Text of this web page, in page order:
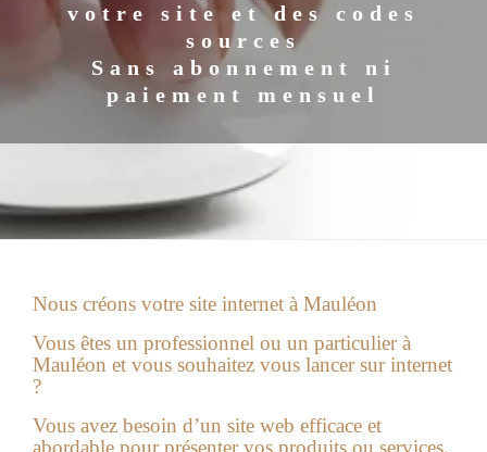
votre site et des codes
sources
Sans abonnement ni
paiement mensuel
Nous créons votre site internet à Mauléon
Vous êtes un professionnel ou un particulier à
Mauléon et vous souhaitez vous lancer sur internet
?
Vous avez besoin d’un site web efficace et
abordable pour présenter vos produits ou services,